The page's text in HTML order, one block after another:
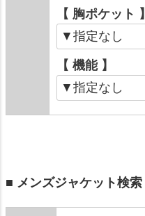
【 胸ポケット 】
【 機能 】
■ メンズジャケット検索